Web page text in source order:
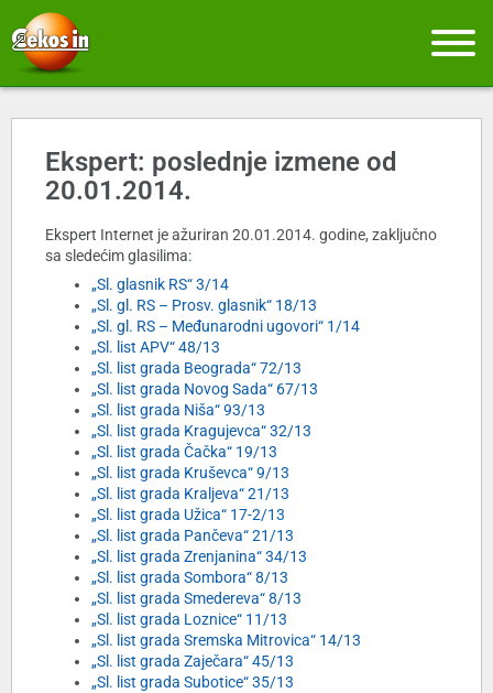
Ekspert: poslednje izmene od
20.01.2014.
Ekspert Internet je ažuriran 20.01.2014. godine, zaključno
sa sledećim glasilima:
„Sl. glasnik RS“ 3/14
„Sl. gl. RS – Prosv. glasnik“ 18/13
„Sl. gl. RS – Međunarodni ugovori“ 1/14
„Sl. list APV“ 48/13
„Sl. list grada Beograda“ 72/13
„Sl. list grada Novog Sada“ 67/13
„Sl. list grada Niša“ 93/13
„Sl. list grada Kragujevca“ 32/13
„Sl. list grada Čačka“ 19/13
„Sl. list grada Kruševca“ 9/13
„Sl. list grada Kraljeva“ 21/13
„Sl. list grada Užica“ 17-2/13
„Sl. list grada Pančeva“ 21/13
„Sl. list grada Zrenjanina“ 34/13
„Sl. list grada Sombora“ 8/13
„Sl. list grada Smedereva“ 8/13
„Sl. list grada Loznice“ 11/13
„Sl. list grada Sremska Mitrovica“ 14/13
„Sl. list grada Zaječara“ 45/13
„Sl. list grada Subotice“ 35/13